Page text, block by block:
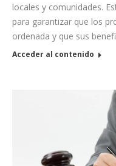
locales y comunidades.
para garantizar que los
ordenada y que sus
Acceder al contenido